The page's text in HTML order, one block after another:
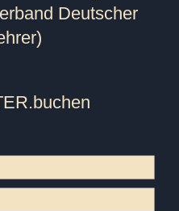
Deutscher
.buchen